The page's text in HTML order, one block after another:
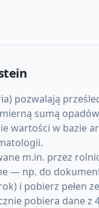
pozwalają
sumą
wartości w bazie
m.in. przez
— np. do
i pobierz pełen
pobiera dane